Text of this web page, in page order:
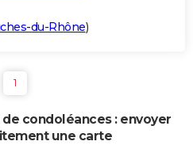
du-Rhône)
1
de condoléances : envoyer
une carte